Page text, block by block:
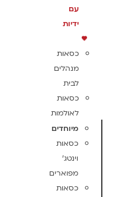
עם
ידיות
כסאות
מנהלים
לבית
כסאות
לאולמות
מיוחדים
כסאות
וינטג'
מפוארים
כסאות